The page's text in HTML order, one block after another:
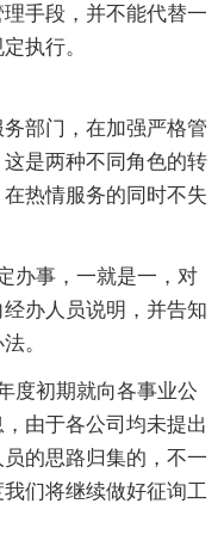
手段，并不能代替一
执行。
部门，在加强严格管
是两种不同角色的转
热情服务的同时不失
办事，一就是一，对
办人员说明，并告知
。
度初期就向各事业公
由于各公司均未提出
的思路归集的，不一
们将继续做好征询工